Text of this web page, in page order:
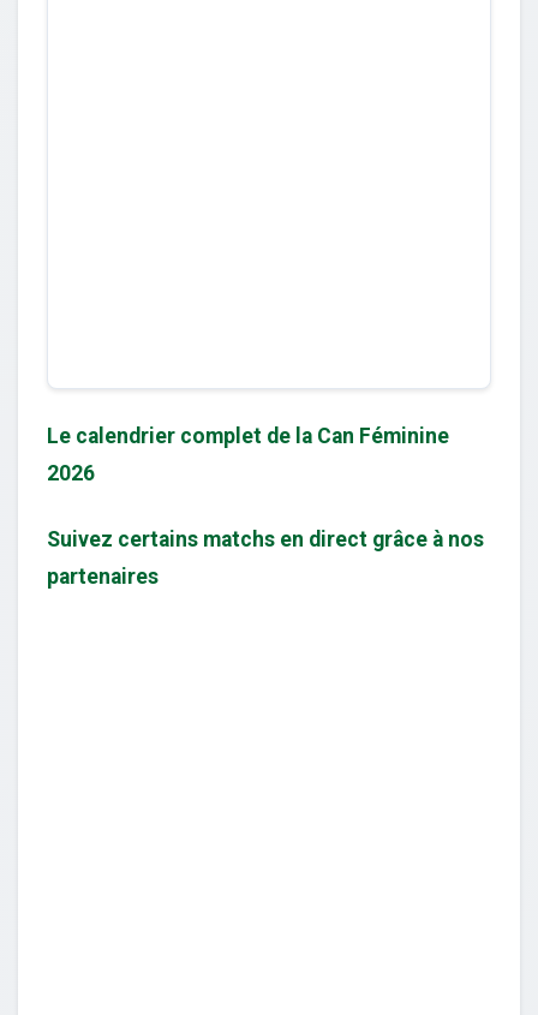
Le calendrier complet de la Can Féminine
2026
Suivez certains matchs en direct grâce à nos
partenaires